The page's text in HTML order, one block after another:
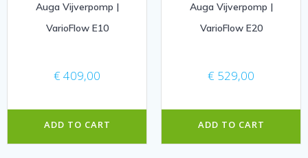
Auga Vijverpomp |
VarioFlow E10
€ 409,00
ADD TO CART
Auga Vijverpomp |
VarioFlow E20
€ 529,00
ADD TO CART